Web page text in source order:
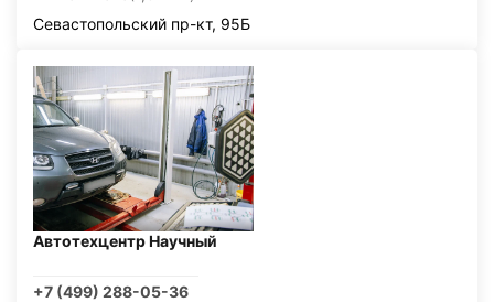
Севастопольский пр-кт, 95Б
Автотехцентр Научный
+7 (499) 288-05-36